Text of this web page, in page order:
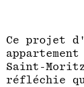
Ce projet
Saint-
réfléchie